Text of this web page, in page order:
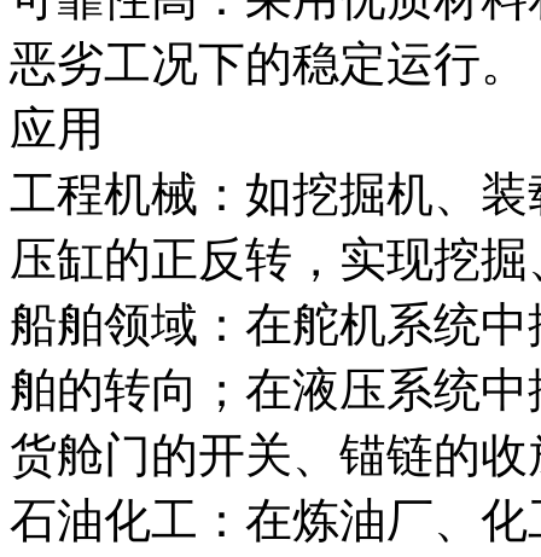
恶劣工况下的稳定运行。
应用
工程机械：如挖掘机、
压缸的正反转，实现挖
船舶领域：在舵机系统
舶的转向；在液压系统
货舱门的开关、锚链的收
石油化工：在炼油厂、